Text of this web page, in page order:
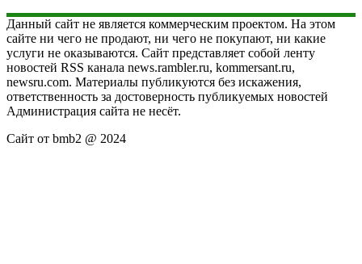
Данный сайт не является коммерческим проектом. На этом
сайте ни чего не продают, ни чего не покупают, ни какие
услуги не оказываются. Сайт представляет собой ленту
новостей RSS канала news.rambler.ru, kommersant.ru,
newsru.com. Материалы публикуются без искажения,
ответственность за достоверность публикуемых новостей
Администрация сайта не несёт.
Сайт от bmb2 @ 2024